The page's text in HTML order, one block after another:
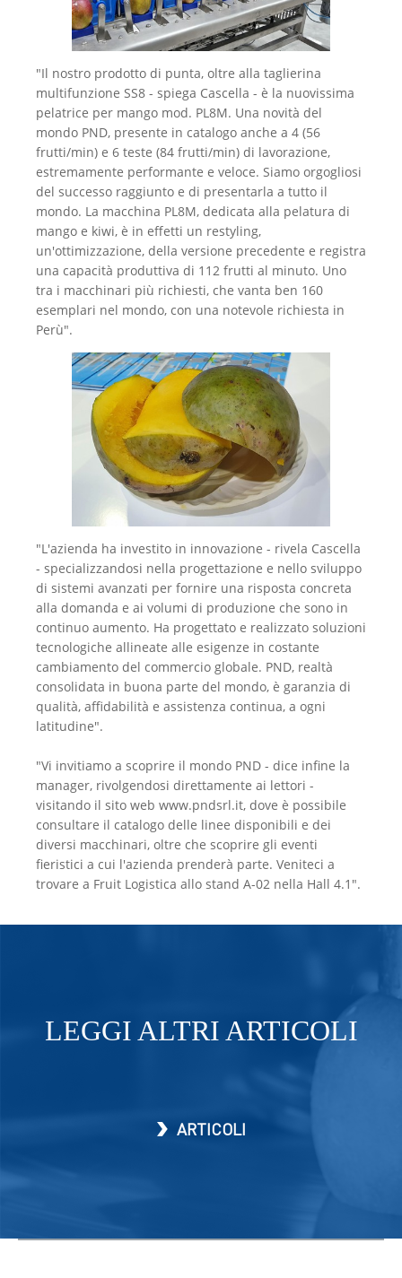
"Il nostro prodotto di punta, oltre alla taglierina
multifunzione SS8 - spiega Cascella - è la nuovissima
pelatrice per mango mod. PL8M. Una novità del
mondo PND, presente in catalogo anche a 4 (56
frutti/min) e 6 teste (84 frutti/min) di lavorazione,
estremamente performante e veloce. Siamo orgogliosi
del successo raggiunto e di presentarla a tutto il
mondo. La macchina PL8M, dedicata alla pelatura di
mango e kiwi, è in effetti un restyling,
un'ottimizzazione, della versione precedente e registra
una capacità produttiva di 112 frutti al minuto. Uno
tra i macchinari più richiesti, che vanta ben 160
esemplari nel mondo, con una notevole richiesta in
Perù".
"L'azienda ha investito in innovazione - rivela Cascella
- specializzandosi nella progettazione e nello sviluppo
di sistemi avanzati per fornire una risposta concreta
alla domanda e ai volumi di produzione che sono in
continuo aumento. Ha progettato e realizzato soluzioni
tecnologiche allineate alle esigenze in costante
cambiamento del commercio globale. PND, realtà
consolidata in buona parte del mondo, è garanzia di
qualità, affidabilità e assistenza continua, a ogni
latitudine".
"Vi invitiamo a scoprire il mondo PND - dice infine la
manager, rivolgendosi direttamente ai lettori -
visitando il sito web www.pndsrl.it, dove è possibile
consultare il catalogo delle linee disponibili e dei
diversi macchinari, oltre che scoprire gli eventi
fieristici a cui l'azienda prenderà parte. Veniteci a
trovare a Fruit Logistica allo stand A-02 nella Hall 4.1".
LEGGI ALTRI ARTICOLI
ARTICOLI